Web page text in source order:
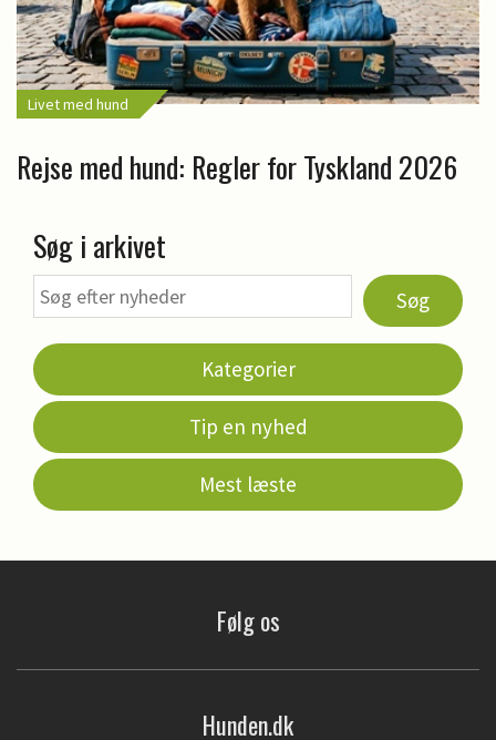
Livet med hund
Rejse med hund: Regler for Tyskland 2026
Søg i arkivet
Søg
Kategorier
Tip en nyhed
Mest læste
Følg os
Hunden.dk